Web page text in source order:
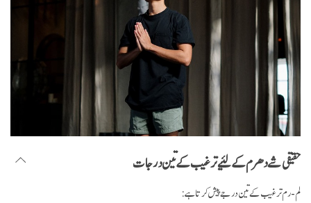
حقیقی شے دھرم کے لئیے ترغیب کے تین درجات
لم-رم ترغیب کے تین درجے پیش کرتا ہے: